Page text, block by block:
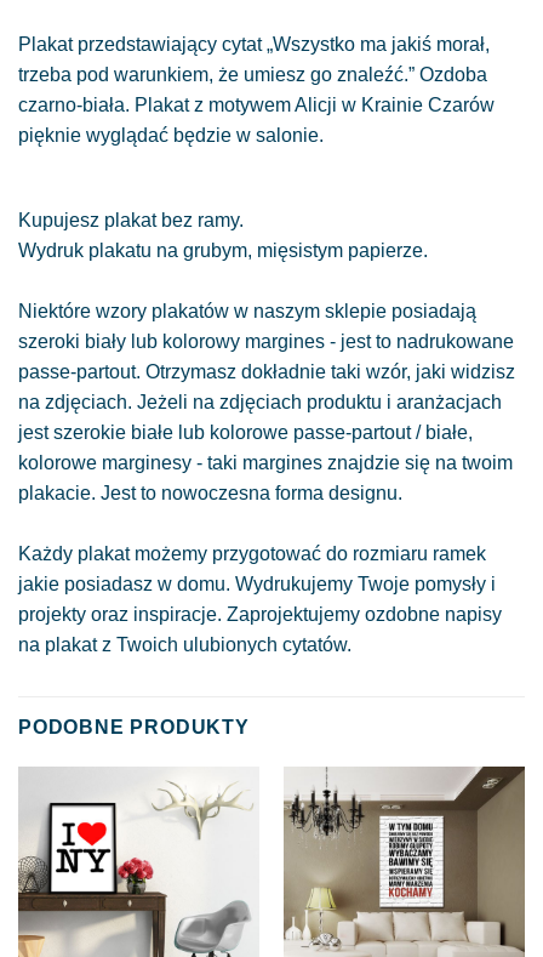
Plakat przedstawiający cytat „Wszystko ma jakiś morał,
trzeba pod warunkiem, że umiesz go znaleźć.” Ozdoba
czarno-biała. Plakat z motywem Alicji w Krainie Czarów
pięknie wyglądać będzie w salonie.
Kupujesz plakat bez ramy.
Wydruk plakatu na grubym, mięsistym papierze.
Niektóre wzory plakatów w naszym sklepie posiadają
szeroki biały lub kolorowy margines - jest to nadrukowane
passe-partout. Otrzymasz dokładnie taki wzór, jaki widzisz
na zdjęciach. Jeżeli na zdjęciach produktu i aranżacjach
jest szerokie białe lub kolorowe passe-partout / białe,
kolorowe marginesy - taki margines znajdzie się na twoim
plakacie. Jest to nowoczesna forma designu.
Każdy plakat możemy przygotować do rozmiaru ramek
jakie posiadasz w domu. Wydrukujemy Twoje pomysły i
projekty oraz inspiracje. Zaprojektujemy ozdobne napisy
na plakat z Twoich ulubionych cytatów.
PODOBNE PRODUKTY